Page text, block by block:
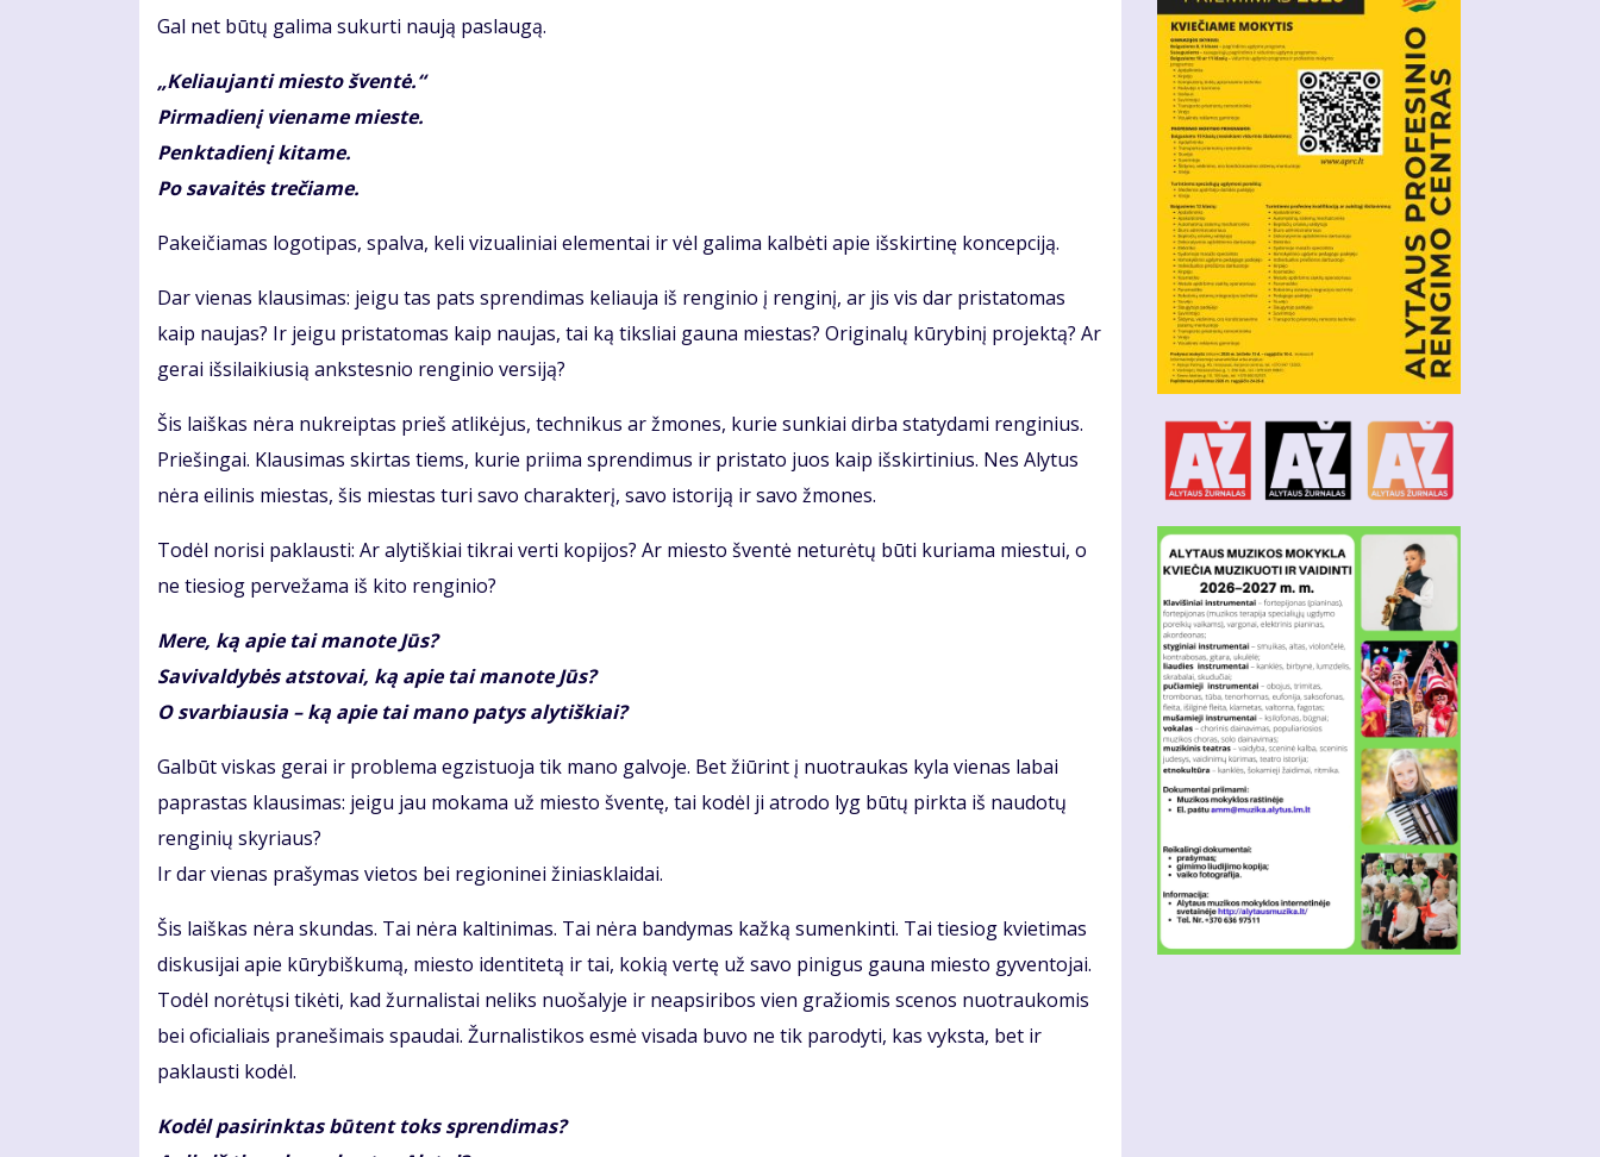
Gal net būtų galima sukurti naują paslaugą.
„Keliaujanti miesto šventė.“
Pirmadienį viename mieste.
Penktadienį kitame.
Po savaitės trečiame.
Pakeičiamas logotipas, spalva, keli vizualiniai elementai ir vėl galima kalbėti apie išskirtinę koncepciją.
Dar vienas klausimas: jeigu tas pats sprendimas keliauja iš renginio į renginį, ar jis vis dar pristatomas
kaip naujas? Ir jeigu pristatomas kaip naujas, tai ką tiksliai gauna miestas? Originalų kūrybinį projektą? Ar
gerai išsilaikiusią ankstesnio renginio versiją?
Šis laiškas nėra nukreiptas prieš atlikėjus, technikus ar žmones, kurie sunkiai dirba statydami renginius.
Priešingai. Klausimas skirtas tiems, kurie priima sprendimus ir pristato juos kaip išskirtinius. Nes Alytus
nėra eilinis miestas, šis miestas turi savo charakterį, savo istoriją ir savo žmones.
Todėl norisi paklausti: Ar alytiškiai tikrai verti kopijos? Ar miesto šventė neturėtų būti kuriama miestui, o
ne tiesiog pervežama iš kito renginio?
Mere, ką apie tai manote Jūs?
Savivaldybės atstovai, ką apie tai manote Jūs?
O svarbiausia – ką apie tai mano patys alytiškiai?
Galbūt viskas gerai ir problema egzistuoja tik mano galvoje. Bet žiūrint į nuotraukas kyla vienas labai
paprastas klausimas: jeigu jau mokama už miesto šventę, tai kodėl ji atrodo lyg būtų pirkta iš naudotų
renginių skyriaus?
Ir dar vienas prašymas vietos bei regioninei žiniasklaidai.
Šis laiškas nėra skundas. Tai nėra kaltinimas. Tai nėra bandymas kažką sumenkinti. Tai tiesiog kvietimas
diskusijai apie kūrybiškumą, miesto identitetą ir tai, kokią vertę už savo pinigus gauna miesto gyventojai.
Todėl norėtųsi tikėti, kad žurnalistai neliks nuošalyje ir neapsiribos vien gražiomis scenos nuotraukomis
bei oficialiais pranešimais spaudai. Žurnalistikos esmė visada buvo ne tik parodyti, kas vyksta, bet ir
paklausti kodėl.
Kodėl pasirinktas būtent toks sprendimas?